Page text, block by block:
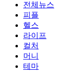
전체뉴스
피플
헬스
라이프
컬처
머니
테마